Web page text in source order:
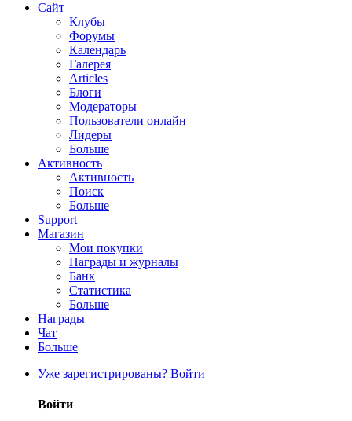
Сайт
Клубы
Форумы
Календарь
Галерея
Articles
Блоги
Модераторы
Пользователи онлайн
Лидеры
Больше
Активность
Активность
Поиск
Больше
Support
Магазин
Мои покупки
Награды и журналы
Банк
Статистика
Больше
Награды
Чат
Больше
Уже зарегистрированы? Войти
Войти